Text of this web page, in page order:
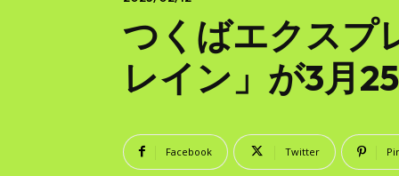
つくばエクスプ
レイン」が3月
Facebook Twitter